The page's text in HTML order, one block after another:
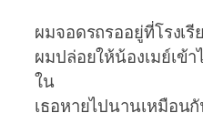
ผมจอดรถรออยู่ที่โรงเ
ผมปล่อยให้น้องเมย์เข้
ใน
เธอหายไปนานเหมือน